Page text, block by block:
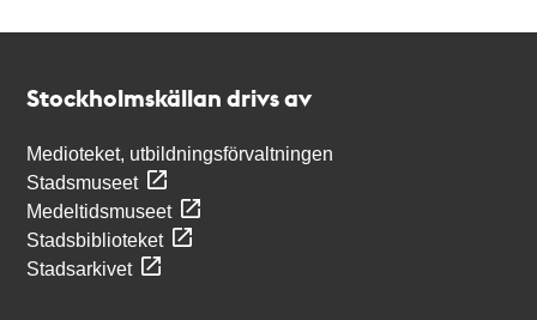
Stockholmskällan drivs av
Medioteket, utbildningsförvaltningen
Stadsmuseet
Medeltidsmuseet
Stadsbiblioteket
Stadsarkivet